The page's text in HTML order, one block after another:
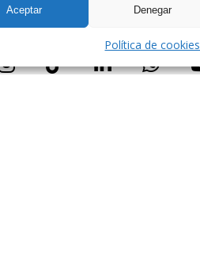
Aceptar Denegar
Política de cookies